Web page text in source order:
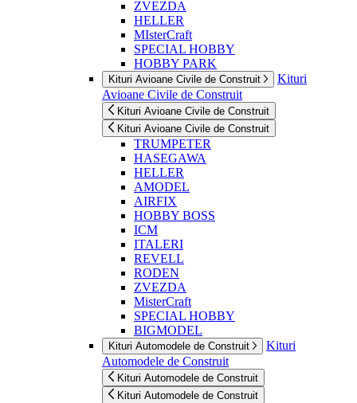
ZVEZDA
HELLER
MIsterCraft
SPECIAL HOBBY
HOBBY PARK
Kituri Avioane Civile de Construit
Kituri
Avioane Civile de Construit
Kituri Avioane Civile de Construit
Kituri Avioane Civile de Construit
TRUMPETER
HASEGAWA
HELLER
AMODEL
AIRFIX
HOBBY BOSS
ICM
ITALERI
REVELL
RODEN
ZVEZDA
MisterCraft
SPECIAL HOBBY
BIGMODEL
Kituri Automodele de Construit
Kituri
Automodele de Construit
Kituri Automodele de Construit
Kituri Automodele de Construit